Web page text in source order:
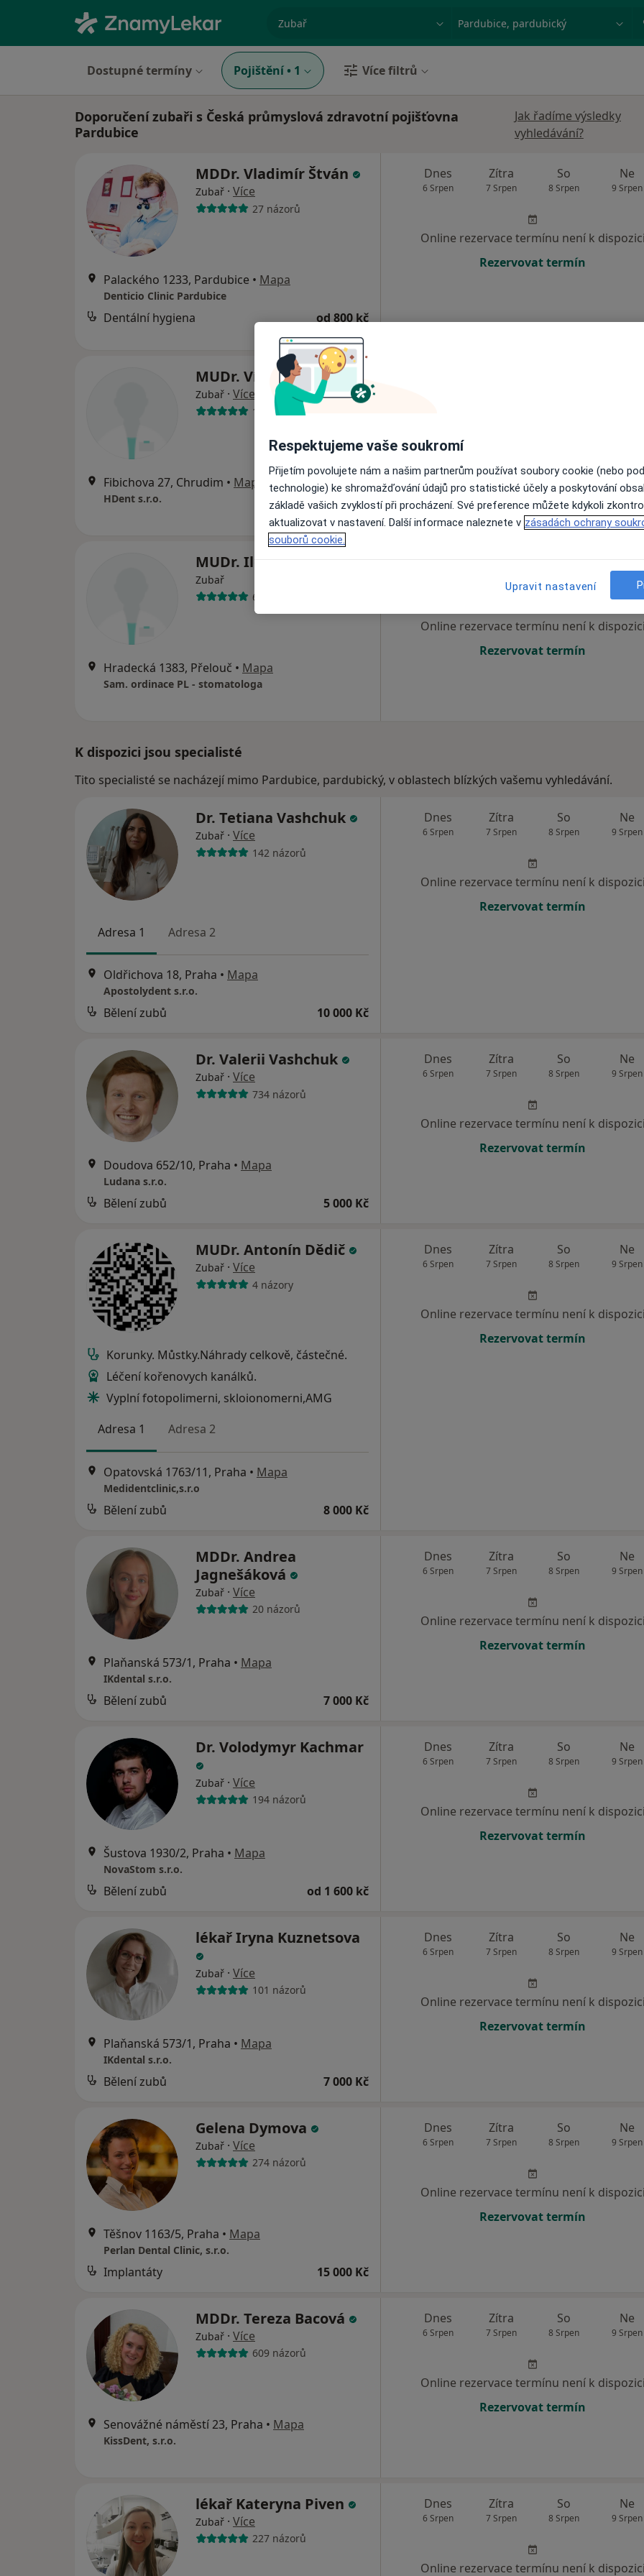
specializace, nemoc nebo příjmení
Dostupné termíny Pojištění • 1 Více filtrů
Doporučení zubaři s Česká průmyslová zdravotní pojišťovna
Pardubice
Jak řadíme výsledky
vyhledávání?
MDDr. Vladimír Štván
Zubař · Více
27 názorů
Palackého 1233, Pardubice • Mapa
Denticio Clinic Pardubice
Dentální hygiena od 800 kč
Dnes
6 Srpen
Zítra
7 Srpen
So
8 Srpen
Ne
9 Srpen
Online rezervace termínu není k dispozici
Rezervovat termín
MUDr. Vít Horníček
Zubař · Více
1 názor
Fibichova 27, Chrudim • Mapa
HDent s.r.o.
Online rezervace termínu není k dispozici
Rezervovat termín
MUDr. Ilona Součková
Zubař
6 názorů
Hradecká 1383, Přelouč • Mapa
Sam. ordinace PL - stomatologa
Online rezervace termínu není k dispozici
Rezervovat termín
K dispozici jsou specialisté
Tito specialisté se nacházejí mimo Pardubice, pardubický, v oblastech blízkých vašemu vyhledávání.
Dr. Tetiana Vashchuk
Zubař · Více
142 názorů
Adresa 1 Adresa 2
Oldřichova 18, Praha • Mapa
Apostolydent s.r.o.
Bělení zubů 10 000 Kč
Dnes
6 Srpen
Zítra
7 Srpen
So
8 Srpen
Ne
9 Srpen
Online rezervace termínu není k dispozici
Rezervovat termín
Dr. Valerii Vashchuk
Zubař · Více
734 názorů
Doudova 652/10, Praha • Mapa
Ludana s.r.o.
Bělení zubů 5 000 Kč
Dnes
6 Srpen
Zítra
7 Srpen
So
8 Srpen
Ne
9 Srpen
Online rezervace termínu není k dispozici
Rezervovat termín
MUDr. Antonín Dědič
Zubař · Více
4 názory
Korunky. Můstky.Náhrady celkově, částečné.
Léčení kořenovych kanálků.
Vyplní fotopolimerni, skloionomerni,AMG
Adresa 1
Adresa 2
Opatovská 1763/11, Praha • Mapa
Medidentclinic,s.r.o
Bělení zubů 8 000 Kč
Dnes
6 Srpen
Zítra
7 Srpen
So
8 Srpen
Ne
9 Srpen
Online rezervace termínu není k dispozici
Rezervovat termín
MDDr. Andrea
Jagnešáková
Zubař · Více
20 názorů
Plaňanská 573/1, Praha • Mapa
IKdental s.r.o.
Bělení zubů 7 000 Kč
Dnes
6 Srpen
Zítra
7 Srpen
So
8 Srpen
Ne
9 Srpen
Online rezervace termínu není k dispozici
Rezervovat termín
Dr. Volodymyr Kachmar
Zubař · Více
194 názorů
Šustova 1930/2, Praha • Mapa
NovaStom s.r.o.
Bělení zubů od 1 600 kč
Dnes
6 Srpen
Zítra
7 Srpen
So
8 Srpen
Ne
9 Srpen
Online rezervace termínu není k dispozici
Rezervovat termín
lékař Iryna Kuznetsova
Zubař · Více
101 názorů
Plaňanská 573/1, Praha • Mapa
IKdental s.r.o.
Bělení zubů 7 000 Kč
Dnes
6 Srpen
Zítra
7 Srpen
So
8 Srpen
Ne
9 Srpen
Online rezervace termínu není k dispozici
Rezervovat termín
Gelena Dymova
Zubař · Více
274 názorů
Těšnov 1163/5, Praha • Mapa
Perlan Dental Clinic, s.r.o.
Implantáty 15 000 Kč
Dnes
6 Srpen
Zítra
7 Srpen
So
8 Srpen
Ne
9 Srpen
Online rezervace termínu není k dispozici
Rezervovat termín
MDDr. Tereza Bacová
Zubař · Více
609 názorů
Senovážné náměstí 23, Praha • Mapa
KissDent, s.r.o.
Dnes
6 Srpen
Zítra
7 Srpen
So
8 Srpen
Ne
9 Srpen
Online rezervace termínu není k dispozici
Rezervovat termín
lékař Kateryna Piven
Zubař · Více
227 názorů
Dnes
6 Srpen
Zítra
7 Srpen
So
8 Srpen
Ne
9 Srpen
Online rezervace termínu není k dispozici
Respektujeme vaše soukromí
Přijetím povolujete nám a našim partnerům používat soubory cookie (nebo
technologie) ke shromažďování údajů pro statistické účely a poskytování
základě vašich zvyklostí při procházení. Své preference můžete kdykoli
aktualizovat v nastavení. Další informace naleznete v zásadách ochrany
souborů cookie.
Upravit nastavení